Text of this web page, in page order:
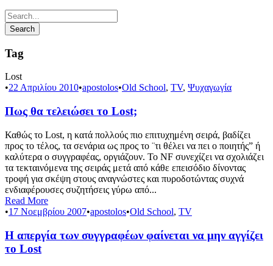
Tag
Lost
•22 Απριλίου 2010•apostolos•Old School, TV, Ψυχαγωγία
Πως θα τελειώσει το Lost;
Καθώς το Lost, η κατά πολλούς πιο επιτυχημένη σειρά, βαδίζει
προς το τέλος, τα σενάρια ως προς το ¨τι θέλει να πει ο ποιητής” ή
καλύτερα ο συγγραφέας, οργιάζουν. Το NF συνεχίζει να σχολιάζει
τα τεκταινόμενα της σειράς μετά από κάθε επεισόδιο δίνοντας
τροφή για σκέψη στους αναγνώστες και πυροδοτώντας συχνά
ενδιαφέρουσες συζητήσεις γύρω από...
Read More
•17 Νοεμβρίου 2007•apostolos•Old School, TV
Η απεργία των συγγραφέων φαίνεται να μην αγγίζει
το Lost